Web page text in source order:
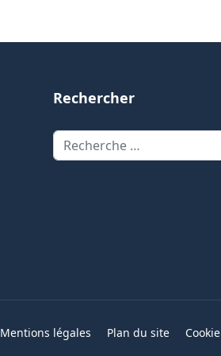
Rechercher
Rechercher
Mentions légales Plan du site
Cookie